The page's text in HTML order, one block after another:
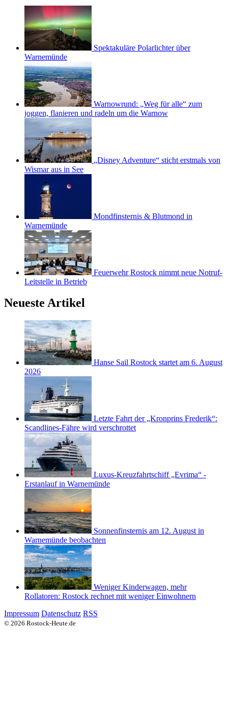
Spektakuläre Polarlichter über
Warnemünde
Warnowrund: „Weg für alle“ zum
joggen, flanieren und radeln um die Warnow
„Disney Adventure“ sticht erstmals von
Wismar aus in See
Mondfinsternis & Blutmond in
Warnemünde
Feuerwehr Rostock nimmt neue Notruf-
Leitstelle in Betrieb
Neueste Artikel
Hanse Sail Rostock startet am 6. August
2026
Letzte Fahrt der „Kronprins Frederik“:
Scandlines-Fähre wird verschrottet
Luxus-Kreuzfahrtschiff „Evrima“ -
Erstanlauf in Warnemünde
Sonnenfinsternis am 12. August in
Warnemünde beobachten
Weniger Kinderwagen, mehr
Rollatoren: Rostock rechnet mit weniger Einwohnern
Impressum Datenschutz RSS
© 2026 Rostock-Heute.de